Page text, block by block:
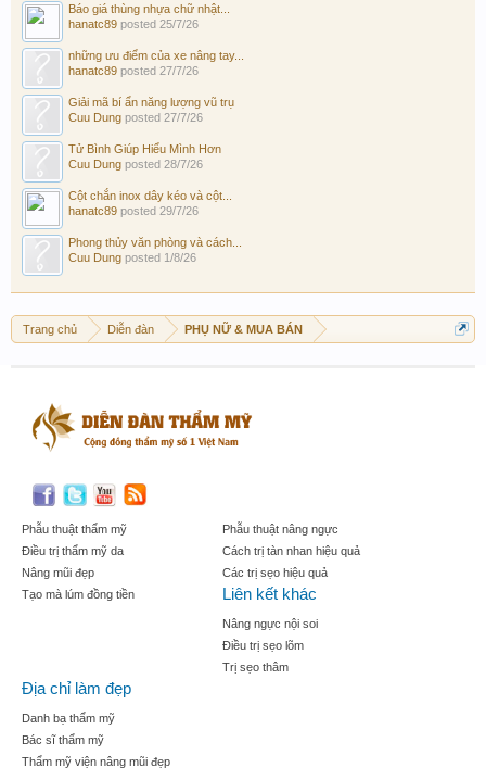
Báo giá thùng nhựa chữ nhật...
hanatc89 posted 25/7/26
những ưu điểm của xe nâng tay...
hanatc89 posted 27/7/26
Giải mã bí ẩn năng lượng vũ trụ
Cuu Dung posted 27/7/26
Tử Bình Giúp Hiểu Mình Hơn
Cuu Dung posted 28/7/26
Cột chắn inox dây kéo và cột...
hanatc89 posted 29/7/26
Phong thủy văn phòng và cách...
Cuu Dung posted 1/8/26
Trang chủ Diễn đàn PHỤ NỮ & MUA BÁN
Phẫu thuật thẩm mỹ
Điều trị thẩm mỹ da
Nâng mũi đẹp
Tạo mà lúm đồng tiền
Phẫu thuật nâng ngực
Cách trị tàn nhan hiệu quả
Các trị sẹo hiệu quả
Liên kết khác
Nâng ngực nội soi
Điều trị sẹo lõm
Trị sẹo thâm
Địa chỉ làm đẹp
Danh bạ thẩm mỹ
Bác sĩ thẩm mỹ
Thẩm mỹ viện nâng mũi đẹp